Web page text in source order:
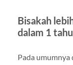
Bisakah
dalam 1
Pada umumnya